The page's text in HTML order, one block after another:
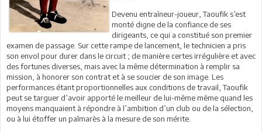
Devenu entraîneur-joueur, Taoufik s’est
monté digne de la confiance de ses
dirigeants, ce qui a constitué son premier
examen de passage. Sur cette rampe de lancement, le technicien a pris
son envol pour durer dans le circuit ; de manière certes irrégulière et avec
des fortunes diverses, mais avec la même détermination à remplir sa
mission, à honorer son contrat et à se soucier de son image. Les
performances étant proportionnelles aux conditions de travail, Taoufik
peut se targuer d’avoir apporté le meilleur de lui-même même quand les
moyens manquaient à répondre à l’ambition d’un club ou de la sélection,
ou à lui étoffer un palmarès à la mesure de son mérite.